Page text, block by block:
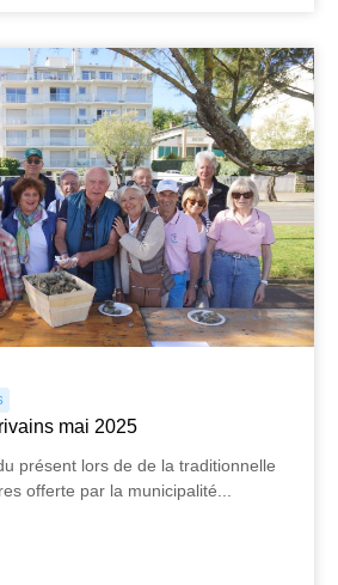
mai 2025
présent lors de de la traditionnelle
offerte par la municipalité...